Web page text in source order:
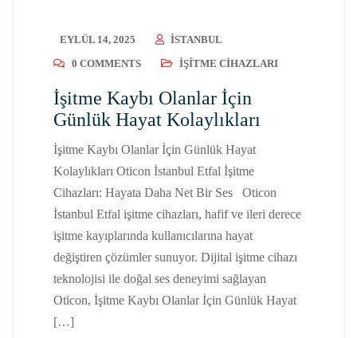
EYLÜL 14, 2025
ISTANBUL
0 COMMENTS
İŞITME CIHAZLARI
İşitme Kaybı Olanlar İçin
Günlük Hayat Kolaylıkları
İşitme Kaybı Olanlar İçin Günlük Hayat
Kolaylıkları Oticon İstanbul Etfal İşitme
Cihazları: Hayata Daha Net Bir Ses Oticon
İstanbul Etfal işitme cihazları, hafif ve ileri derece
işitme kayıplarında kullanıcılarına hayat
değiştiren çözümler sunuyor. Dijital işitme cihazı
teknolojisi ile doğal ses deneyimi sağlayan
Oticon, İşitme Kaybı Olanlar İçin Günlük Hayat
[…]